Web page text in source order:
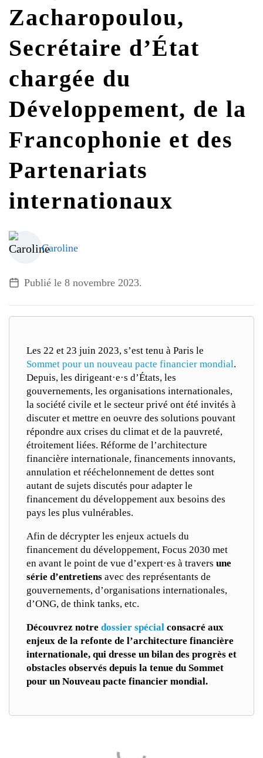
G7 / G20
TOUS LES THÈMES
VIDÉOS
Zacharopoulou,
Secrétaire d’État
chargée du
Développement, de la
Francophonie et des
Partenariats
internationaux
Caroline
Publié le 8 novembre 2023.
Les 22 et 23 juin 2023, s’est tenu à Paris le
Sommet pour un nouveau pacte financier mondial.
Depuis, les dirigeant·e·s d’États, les
gouvernements, les organisations internationales,
la société civile et le secteur privé ont été invités à
discuter et mettre en oeuvre des solutions pouvant
répondre aux crises du climat et de la pauvreté,
étroitement liées. Réforme de l’architecture
financière internationale, financements innovants,
annulation et rééchelonnement de dettes sont
autant de sujets discutés pour adapter le
financement du développement aux besoins des
pays les plus vulnérables.
Afin de décrypter les enjeux actuels du
financement du développement, Focus 2030 met
en avant le point de vue d’expert·es à travers une
série d’entretiens avec des représentants de
gouvernements, d’organisations internationales,
d’ONG, de think tanks, etc.
Découvrez notre dossier spécial consacré aux
enjeux de la refonte de l’architecture financière
internationale, qui dresse un bilan des progrès et
obstacles observés depuis la tenue du Sommet
pour un Nouveau pacte financier mondial.